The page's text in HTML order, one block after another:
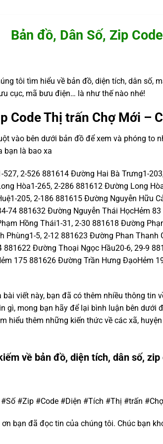
Bản đồ, Dân Số, Zip
tôi tìm hiểu về bản đồ, diện tích, dân số,
cục, mã bưu điện… là như thế nào nhé!
Code Thị trấn Chợ Mới –
vào bên dưới bản đồ để xem và phóng
bạn là bao xa
2-526 881614 Đường Hai Bà Trưng1-
Hòa1-265, 2-286 881612 Đường Long
205, 2-186 881615 Đường Nguyễn Hữu
74 881632 Đường Nguyễn Thái HọcHẻm
Hồng Thái1-31, 2-30 881618 Đường
Phùng1-5, 2-12 881623 Đường Phan
881622 Đường Thoại Ngọc Hầu20-6, 29-9
175 881626 Đường Trần Hưng ĐạoHẻm
bài viết này, bạn đã có thêm nhiều thông tin
gì, mong bạn hãy để lại bình luận bên dưới
hiểu thêm những kiến thức về các xã,
về bản đồ, diện tích, dân số,
#Zip #Code #Diện #Tích #Thị #trấn
bạn đã đọc tin của chúng tôi. Chúc bạn